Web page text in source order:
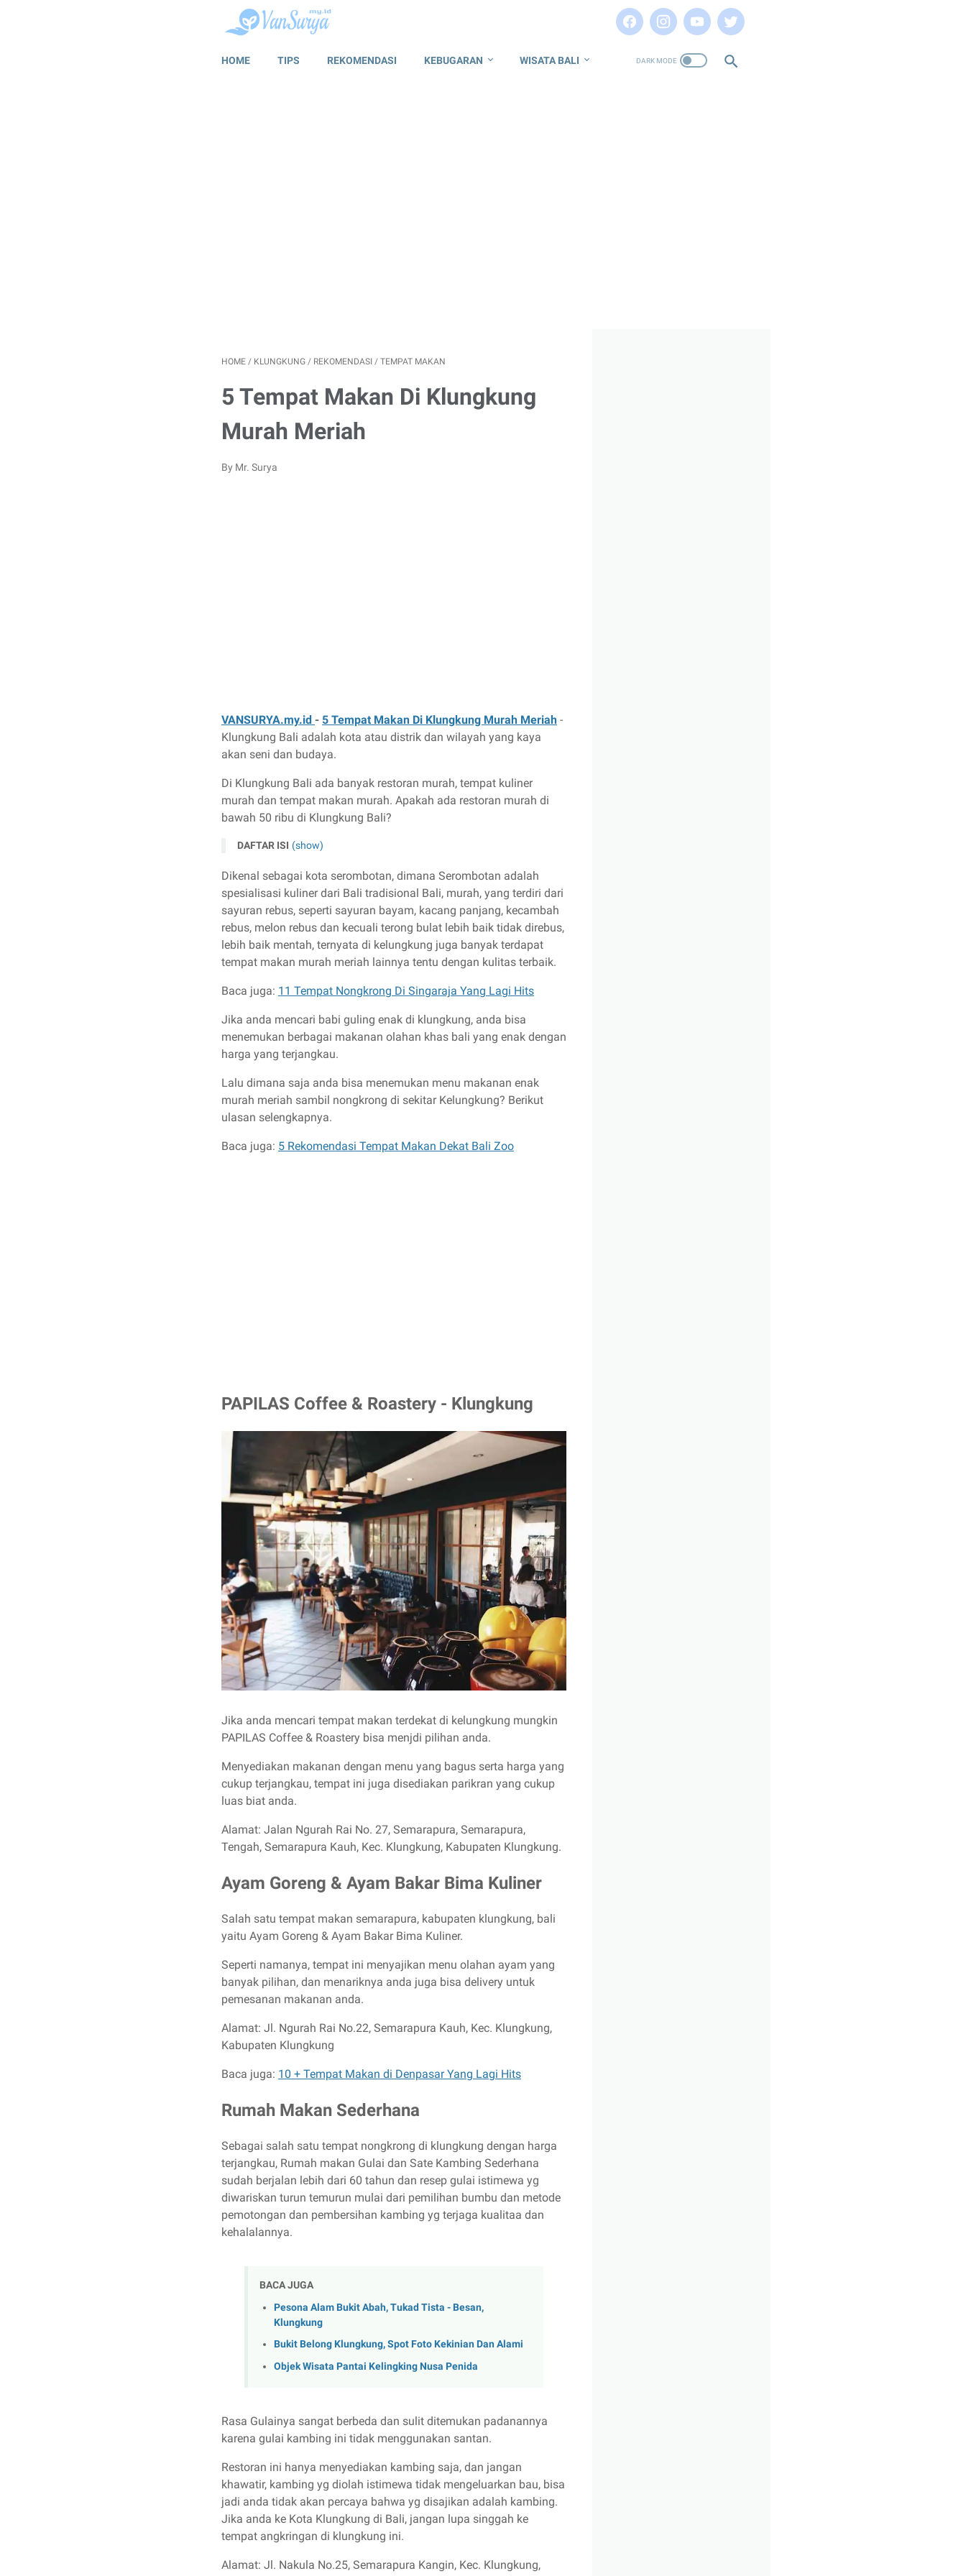
HOME TIPS REKOMENDASI KEBUGARAN WISATA BALI
HOME / KLUNGKUNG / REKOMENDASI / TEMPAT MAKAN
5 Tempat Makan Di Klungkung
Murah Meriah
By Mr. Surya
VANSURYA.my.id - 5 Tempat Makan Di Klungkung Murah Meriah -
Klungkung Bali adalah kota atau distrik dan wilayah yang kaya
akan seni dan budaya.
Di Klungkung Bali ada banyak restoran murah, tempat kuliner
murah dan tempat makan murah. Apakah ada restoran murah di
bawah 50 ribu di Klungkung Bali?
DAFTAR ISI (show)
Dikenal sebagai kota serombotan, dimana Serombotan adalah
spesialisasi kuliner dari Bali tradisional Bali, murah, yang terdiri dari
sayuran rebus, seperti sayuran bayam, kacang panjang, kecambah
rebus, melon rebus dan kecuali terong bulat lebih baik tidak direbus,
lebih baik mentah, ternyata di kelungkung juga banyak terdapat
tempat makan murah meriah lainnya tentu dengan kulitas terbaik.
Baca juga: 11 Tempat Nongkrong Di Singaraja Yang Lagi Hits
Jika anda mencari babi guling enak di klungkung, anda bisa
menemukan berbagai makanan olahan khas bali yang enak dengan
harga yang terjangkau.
Lalu dimana saja anda bisa menemukan menu makanan enak
murah meriah sambil nongkrong di sekitar Kelungkung? Berikut
ulasan selengkapnya.
Baca juga: 5 Rekomendasi Tempat Makan Dekat Bali Zoo
PAPILAS Coffee & Roastery - Klungkung
Jika anda mencari tempat makan terdekat di kelungkung mungkin
PAPILAS Coffee & Roastery bisa menjdi pilihan anda.
Menyediakan makanan dengan menu yang bagus serta harga yang
cukup terjangkau, tempat ini juga disediakan parikran yang cukup
luas biat anda.
Alamat: Jalan Ngurah Rai No. 27, Semarapura, Semarapura,
Tengah, Semarapura Kauh, Kec. Klungkung, Kabupaten Klungkung.
Ayam Goreng & Ayam Bakar Bima Kuliner
Salah satu tempat makan semarapura, kabupaten klungkung, bali
yaitu Ayam Goreng & Ayam Bakar Bima Kuliner.
Seperti namanya, tempat ini menyajikan menu olahan ayam yang
banyak pilihan, dan menariknya anda juga bisa delivery untuk
pemesanan makanan anda.
Alamat: Jl. Ngurah Rai No.22, Semarapura Kauh, Kec. Klungkung,
Kabupaten Klungkung
Baca juga: 10 + Tempat Makan di Denpasar Yang Lagi Hits
Rumah Makan Sederhana
Sebagai salah satu tempat nongkrong di klungkung dengan harga
terjangkau, Rumah makan Gulai dan Sate Kambing Sederhana
sudah berjalan lebih dari 60 tahun dan resep gulai istimewa yg
diwariskan turun temurun mulai dari pemilihan bumbu dan metode
pemotongan dan pembersihan kambing yg terjaga kualitaa dan
kehalalannya.
BACA JUGA
Pesona Alam Bukit Abah, Tukad Tista - Besan,
Klungkung
Bukit Belong Klungkung, Spot Foto Kekinian Dan Alami
Objek Wisata Pantai Kelingking Nusa Penida
Rasa Gulainya sangat berbeda dan sulit ditemukan padanannya
karena gulai kambing ini tidak menggunakan santan.
Restoran ini hanya menyediakan kambing saja, dan jangan
khawatir, kambing yg diolah istimewa tidak mengeluarkan bau, bisa
jadi anda tidak akan percaya bahwa yg disajikan adalah kambing.
Jika anda ke Kota Klungkung di Bali, jangan lupa singgah ke
tempat angkringan di klungkung ini.
Alamat: Jl. Nakula No.25, Semarapura Kangin, Kec. Klungkung,